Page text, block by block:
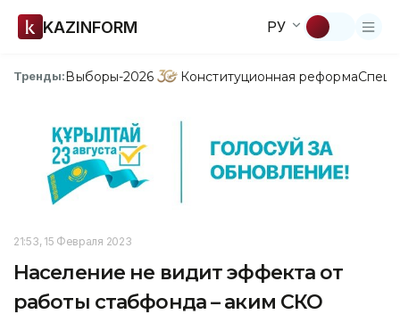
KAZINFORM РУ
Тренды:Выборы-2026 Конституционная реформа
21:53, 15 Февраля 2023
Население не видит эффекта от
работы стабфонда – аким СКО